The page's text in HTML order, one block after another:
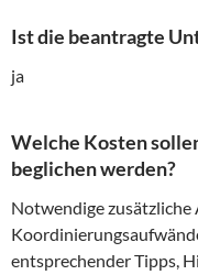
Ist die beantragte
ja
Welche Kosten
beglichen werden?
Notwendige
entsprechender Tipps,